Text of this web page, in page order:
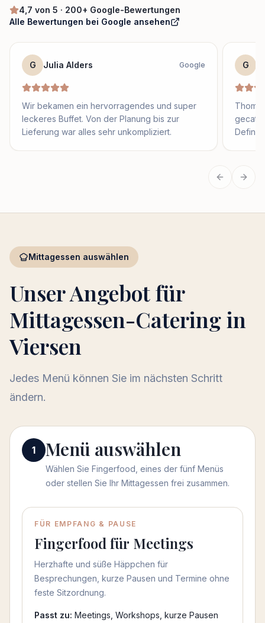
4,7 von 5 · 200+ Google-Bewertungen
Alle Bewertungen bei Google ansehen
G Julia Alders Google
Wir bekamen ein hervorragendes und super
leckeres Buffet. Von der Planung bis zur
Lieferung war alles sehr unkompliziert.
G
Vorherige
Mittagessen auswählen
Unser Angebot für
Mittagessen-Catering in
Viersen
Jedes Menü können Sie im nächsten Schritt
ändern.
1 Menü auswählen
Wählen Sie Fingerfood, eines der fünf Menüs
oder stellen Sie Ihr Mittagessen frei zusammen.
Menü auswählen
FÜR EMPFANG & PAUSE
Fingerfood für Meetings
Herzhafte und süße Häppchen für
Besprechungen, kurze Pausen und Termine ohne
feste Sitzordnung.
Passt zu: Meetings, Workshops, kurze Pausen